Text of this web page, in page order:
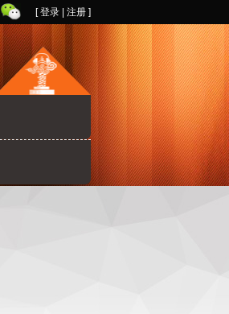
[登录 注册 ]